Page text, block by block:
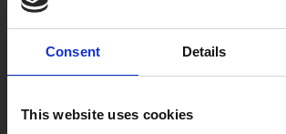
Consent Details
This website uses cookies